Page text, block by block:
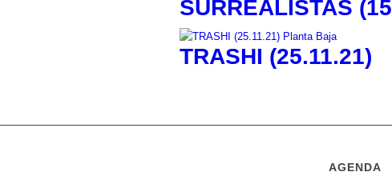
SURREALISTAS
TRASHI (25.11.21)
AGENDA